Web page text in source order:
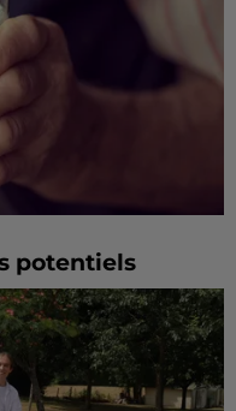
potentiels